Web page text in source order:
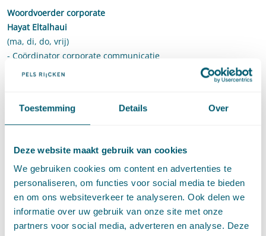
Toestemming Details Over
Deze website maakt gebruik van cookies
We gebruiken cookies om content en advertenties te
personaliseren, om functies voor social media te bieden
en om ons websiteverkeer te analyseren. Ook delen we
informatie over uw gebruik van onze site met onze
partners voor social media, adverteren en analyse. Deze
Woordvoerder corporate
Hayat Eltalhaui
(ma, di, do, vrij)
- Coördinator corporate communicatie
- Events & Organisatiestrategie
Contact:
T: +31 70 515 3977
E: pers@pelsrijcken.nl
Jouke Schaafsma
T: +31 70 515 3000
E: pers@pelsrijcken.nl